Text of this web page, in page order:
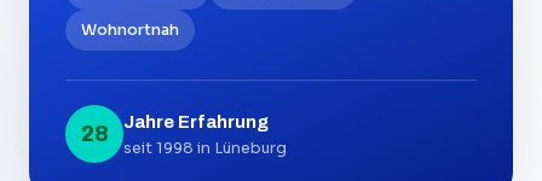
Wohnortnah
28
Jahre Erfahrung
seit 1998 in Lüneburg